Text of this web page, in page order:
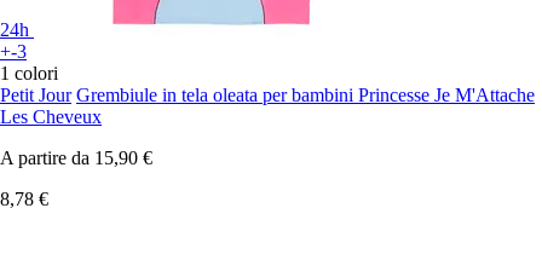
24h
+-3
1 colori
Petit Jour Grembiule in tela oleata per bambini Princesse Je M'Attache
Les Cheveux
A partire da 15,90 €
8,78 €